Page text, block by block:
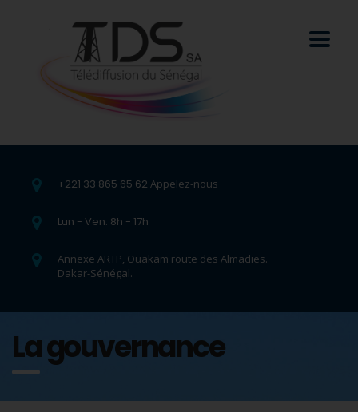
+221 33 865 65 62 Appelez-nous
Lun - Ven. 8h - 17h
Annexe ARTP, Ouakam route des Almadies.
Dakar-Sénégal.
La gouvernance